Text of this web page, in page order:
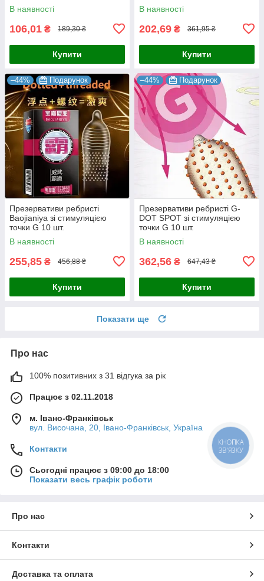
В наявності
106,01 ₴ 189,30 ₴
Купити
В наявності
202,69 ₴ 361,95 ₴
Купити
–44% Подарунок
Презервативи ребристі
Baojianiya зі стимуляцією
точки G 10 шт.
В наявності
255,85 ₴ 456,88 ₴
Купити
–44% Подарунок
Презервативи ребристі G-
DOT SPOT зі стимуляцією
точки G 10 шт.
В наявності
362,56 ₴ 647,43 ₴
Купити
Показати ще
Про нас
100% позитивних з 31 відгука за рік
Працює з 02.11.2018
м. Івано-Франківськ
вул. Височана, 20, Івано-Франківськ, Україна
Контакти
Сьогодні працює з 09:00 до 18:00
Показати весь графік роботи
Про нас
Контакти
Доставка та оплата
КНОПКА
ЗВ'ЯЗКУ